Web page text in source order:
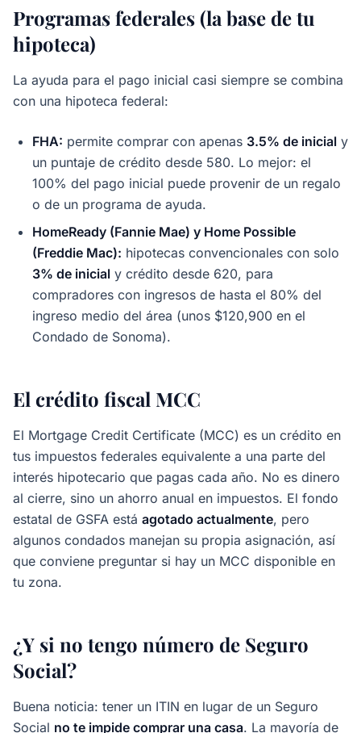
Programas federales (la base de tu
hipoteca)
La ayuda para el pago inicial casi siempre se combina
con una hipoteca federal:
FHA: permite comprar con apenas 3.5% de inicial y
un puntaje de crédito desde 580. Lo mejor: el
100% del pago inicial puede provenir de un regalo
o de un programa de ayuda.
HomeReady (Fannie Mae) y Home Possible
(Freddie Mac): hipotecas convencionales con solo
3% de inicial y crédito desde 620, para
compradores con ingresos de hasta el 80% del
ingreso medio del área (unos $120,900 en el
Condado de Sonoma).
El crédito fiscal MCC
El Mortgage Credit Certificate (MCC) es un crédito en
tus impuestos federales equivalente a una parte del
interés hipotecario que pagas cada año. No es dinero
al cierre, sino un ahorro anual en impuestos. El fondo
estatal de GSFA está agotado actualmente, pero
algunos condados manejan su propia asignación, así
que conviene preguntar si hay un MCC disponible en
tu zona.
¿Y si no tengo número de Seguro
Social?
Buena noticia: tener un ITIN en lugar de un Seguro
Social no te impide comprar una casa. La mayoría de